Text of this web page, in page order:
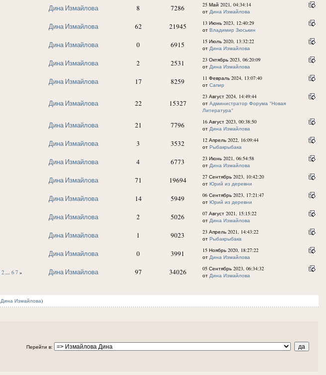
Дина Измайлова 8 7286
25 Май 2021, 04:34:14
от Дина Измайлова
Дина Измайлова 62 21945
13 Июнь 2023, 12:40:29
от Владимир Зюськин
Дина Измайлова 0 6915
15 Июль 2020, 13:32:22
от Дина Измайлова
Дина Измайлова 2 2531
23 Октябрь 2023, 06:20:09
от Дина Измайлова
Дина Измайлова 17 8259
11 Февраль 2024, 13:07:40
от Сапир
Дина Измайлова 22 15327
23 Август 2024, 14:49:44
от Администратор Форума "Новая
Литература"
Дина Измайлова 21 7796
16 Август 2023, 00:38:50
от Дина Измайлова
Дина Измайлова 3 3532
12 Апрель 2022, 16:09:44
от Рыбакрыбака
Дина Измайлова 4 6773
23 Июнь 2021, 06:54:58
от Дина Измайлова
Дина Измайлова 71 19694
27 Сентябрь 2023, 10:42:20
от Юрий из деревни
Дина Измайлова 14 5949
06 Сентябрь 2023, 17:21:47
от Юрий из деревни
Дина Измайлова 2 5026
07 Август 2021, 15:15:22
от Дина Измайлова
Дина Измайлова 1 9023
23 Апрель 2021, 14:43:22
от Рыбакрыбака
Дина Измайлова 0 3991
15 Ноябрь 2020, 18:27:22
от Дина Измайлова
2 ... 6 7 » Дина Измайлова 97 34026
05 Сентябрь 2023, 06:34:32
от Дина Измайлова
Дина Измайлова)
Перейти в: